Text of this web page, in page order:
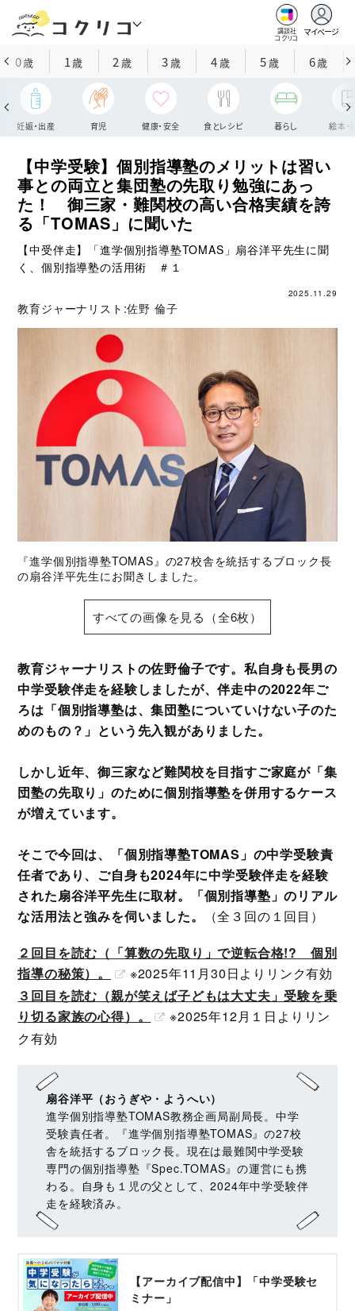
講談社
コクリコ
マイページ
0歳 1歳 2 歳 3歳 4歳 5歳 6歳
妊娠・出産 育児 健康・安全 食とレシピ 暮らし 絵本・
【中学受験】個別指導塾のメリットは習い
事との両立と集団塾の先取り勉強にあっ
た！ 御三家・難関校の高い合格実績を誇
る「TOMAS」に聞いた
【中受伴走】「進学個別指導塾TOMAS」扇谷洋平先生に聞
く、個別指導塾の活用術 ＃１
2025.11.29
教育ジャーナリスト:佐野 倫子
『進学個別指導塾TOMAS』の27校舎を統括するブロック長
の扇谷洋平先生にお聞きしました。
すべての画像を見る（全6枚）
教育ジャーナリストの佐野倫子です。私自身も長男の
中学受験伴走を経験しましたが、伴走中の2022年ご
ろは「個別指導塾は、集団塾についていけない子のた
めのもの？」という先入観がありました。
しかし近年、御三家など難関校を目指すご家庭が「集
団塾の先取り」のために個別指導塾を併用するケース
が増えています。
そこで今回は、「個別指導塾TOMAS」の中学受験責
任者であり、ご自身も2024年に中学受験伴走を経験
された扇谷洋平先生に取材。「個別指導塾」のリアル
な活用法と強みを伺いました。
（全３回の１回目）
２回目を読む（「算数の先取り」で逆転合格!? 個別
指導の秘策）。
※2025年11月30日よりリンク有効
３回目を読む（親が笑えば子どもは大丈夫」受験を乗
り切る家族の心得）。
※2025年12月１日よりリン
ク有効
扇谷洋平（おうぎや・ようへい）
進学個別指導塾TOMAS教務企画局副局長。中学
受験責任者。『進学個別指導塾TOMAS』の27校
舎を統括するブロック長。現在は最難関中学受験
専門の個別指導塾『Spec.TOMAS』の運営にも携
わる。自身も１児の父として、2024年中学受験伴
走を経験済み。
【アーカイブ配信中】「中学受験セ
ミナー」